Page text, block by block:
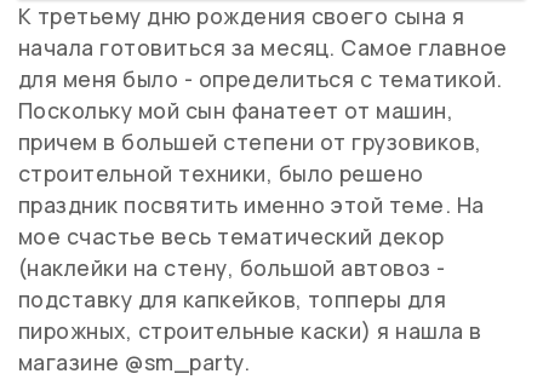
К третьему дню рождения своего сына я
начала готовиться за месяц. Самое главное
для меня было - определиться с тематикой.
Поскольку мой сын фанатеет от машин,
причем в большей степени от грузовиков,
строительной техники, было решено
праздник посвятить именно этой теме. На
мое счастье весь тематический декор
(наклейки на стену, большой автовоз -
подставку для капкейков, топперы для
пирожных, строительные каски) я нашла в
магазине @sm_party.